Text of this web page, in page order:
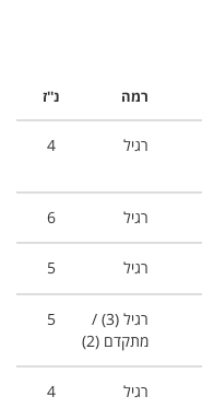
רמה נ''ז
רגיל 4
רגיל 6
רגיל 5
רגיל (3) /
מתקדם (2)
5
רגיל 4